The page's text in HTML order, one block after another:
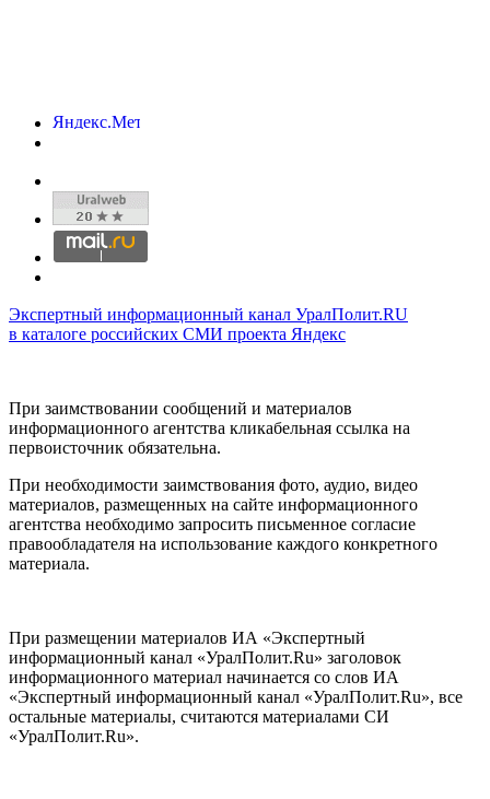
Экспертный информационный канал УралПолит.RU
в каталоге российских СМИ проекта Яндекс
При заимствовании сообщений и материалов
информационного агентства кликабельная ссылка на
первоисточник обязательна.
При необходимости заимствования фото, аудио, видео
материалов, размещенных на сайте информационного
агентства необходимо запросить письменное согласие
правообладателя на использование каждого конкретного
материала.
При размещении материалов ИА «Экспертный
информационный канал «УралПолит.Ru» заголовок
информационного материал начинается со слов ИА
«Экспертный информационный канал «УралПолит.Ru», все
остальные материалы, считаются материалами СИ
«УралПолит.Ru».